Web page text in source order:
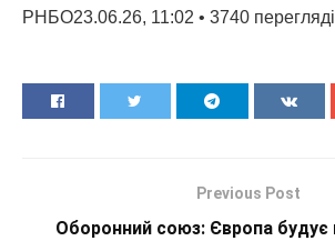
РНБО23.06.26, 11:02 • 3740
Previous Post
Оборонний союз: Європа будує